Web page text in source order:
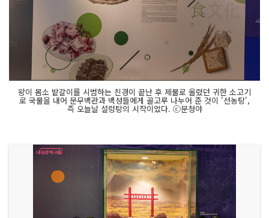
왕이 몸소 밭갈이를 시범하는 친경이 끝난 후 제물로 올렸던 귀한 소고기
로 국물을 내어 문무백관과 백성들에게 골고루 나누어 준 것이 '선농탕',
즉 오늘날 설렁탕의 시작이었다. ⓒ문청야